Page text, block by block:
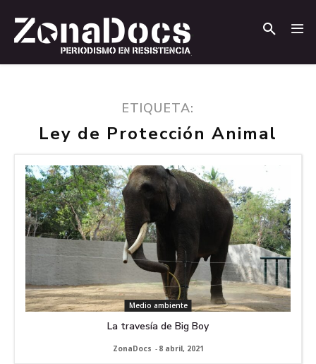
ETIQUETA:
Ley de Protección Animal
Medio ambiente
La travesía de Big Boy
ZonaDocs - 8 abril, 2021